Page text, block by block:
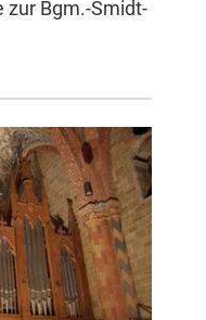
zur Bgm.-Smidt-